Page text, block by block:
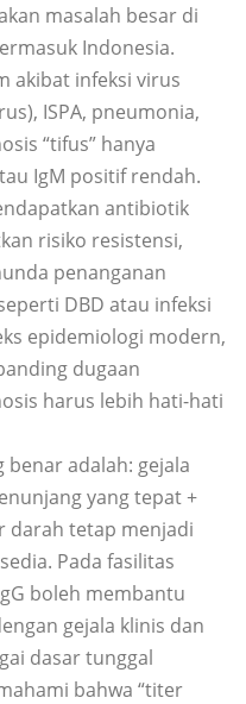
masalah besar di
Indonesia.
akibat infeksi virus
ISPA, pneumonia,
“tifus” hanya
IgM positif rendah.
antibiotik
risiko resistensi,
penanganan
DBD atau infeksi
epidemiologi modern,
dugaan
harus lebih hati-hati
adalah: gejala
yang tepat +
darah tetap menjadi
Pada fasilitas
boleh membantu
gejala klinis dan
dasar tunggal
bahwa “titer